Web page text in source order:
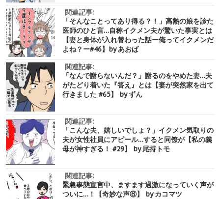
関連記事:
「そんなことってあり得る？！」高熱の娘を診た
医師のひと言…自称イクメン夫が驚いた事実とは
【妻と身体が入れ替わった話ー俺ってイクメンだ
よね？ー#46】by あおば
関連記事:
「なんで謝らないんだ？」謝るのをやめた妻…夫
がたどり着いた『答え』とは【妻が突然家を出て
行きました #65】 by ずん
関連記事:
「こんな夫、嬉しいでしょ？」イクメン気取りの
夫が女性社員にアピール…すると同僚が【私の義
母が神すぎる！ #29】 by 尾持トモ
関連記事:
緊急事態宣言中、ますます過激になっていく声が
ついに…！【奇妙な声⑧】 by カコマツ